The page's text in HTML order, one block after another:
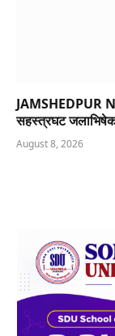
JAMSHEDPUR
सहस्त्रघट
August 8, 2026